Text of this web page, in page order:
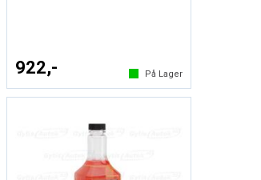
922,- På Lager